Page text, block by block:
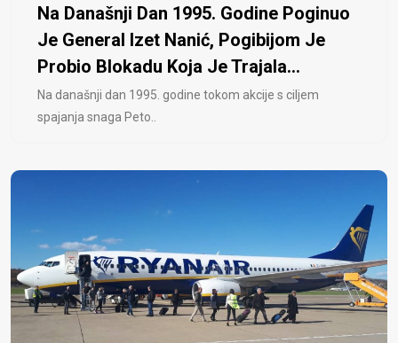
Na Današnji Dan 1995. Godine Poginuo
Je General Izet Nanić, Pogibijom Je
Probio Blokadu Koja Je Trajala...
Na današnji dan 1995. godine tokom akcije s ciljem
spajanja snaga Peto..